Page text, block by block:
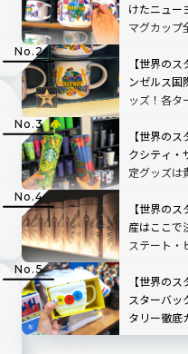
けたニュー
マグカップ
ガイド
【世界の
ンゼルス国
ッズ！各タ
【世界の
クシティ・
定グッズは
【世界の
産はここで
ステート・
新【世界の
スターバッ
タリー徹底
バー体験・